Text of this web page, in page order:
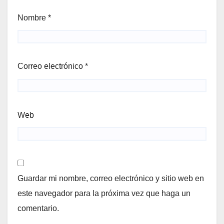
Nombre *
Correo electrónico *
Web
Guardar mi nombre, correo electrónico y sitio web en
este navegador para la próxima vez que haga un
comentario.